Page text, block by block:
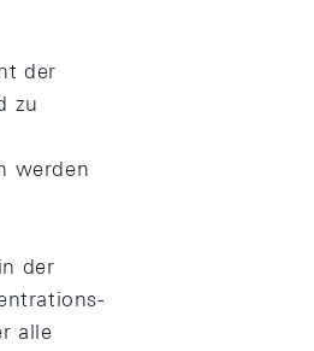
der
zu
werden
der
alle